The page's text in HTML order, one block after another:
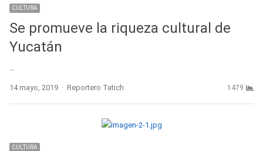
CULTURA
Se promueve la riqueza cultural de
Yucatán
14 mayo, 2019 Author
Reportero Tatich 1479
CULTURA